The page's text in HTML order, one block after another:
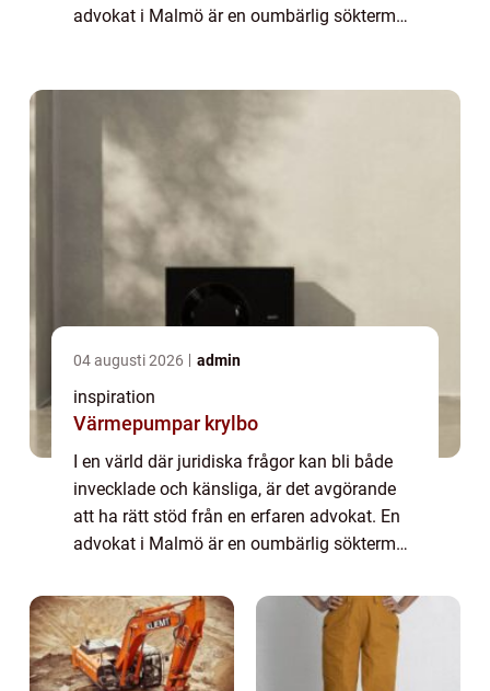
advokat i Malmö är en oumbärlig sökterm
04 augusti 2026 admin
inspiration
Värmepumpar krylbo
I en värld där juridiska frågor kan bli både
invecklade och känsliga, är det avgörande
att ha rätt stöd från en erfaren advokat. En
advokat i Malmö är en oumbärlig sökterm